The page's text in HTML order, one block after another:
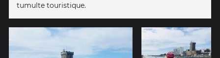
tumulte touristique.